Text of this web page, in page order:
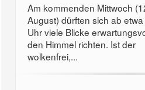
Am kommenden Mittwoch
August) dürften sich ab
Uhr viele Blicke
den Himmel richten. Ist der
wolkenfrei,...